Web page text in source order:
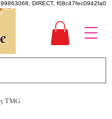
DIRECT, f08c47fec0942fa0
TMG